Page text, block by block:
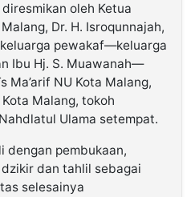
oleh Ketua
Dr. H. Isroqunnajah,
pewakaf—keluarga
Ibu Hj. S. Muawanah—
Ma’arif NU Kota Malang,
Malang, tokoh
Ulama setempat.
dengan pembukaan,
dan tahlil sebagai
selesainya